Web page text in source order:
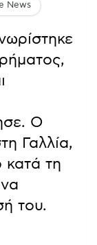
News
Ο
Γαλλία,
κατά τη
του.